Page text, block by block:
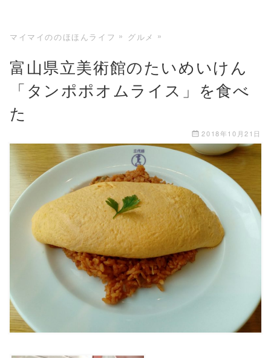
マイマイののほほんライフ グルメ
富山県立美術館のたいめいけん
「タンポポオムライス」を食べ
た
2018年10月21日